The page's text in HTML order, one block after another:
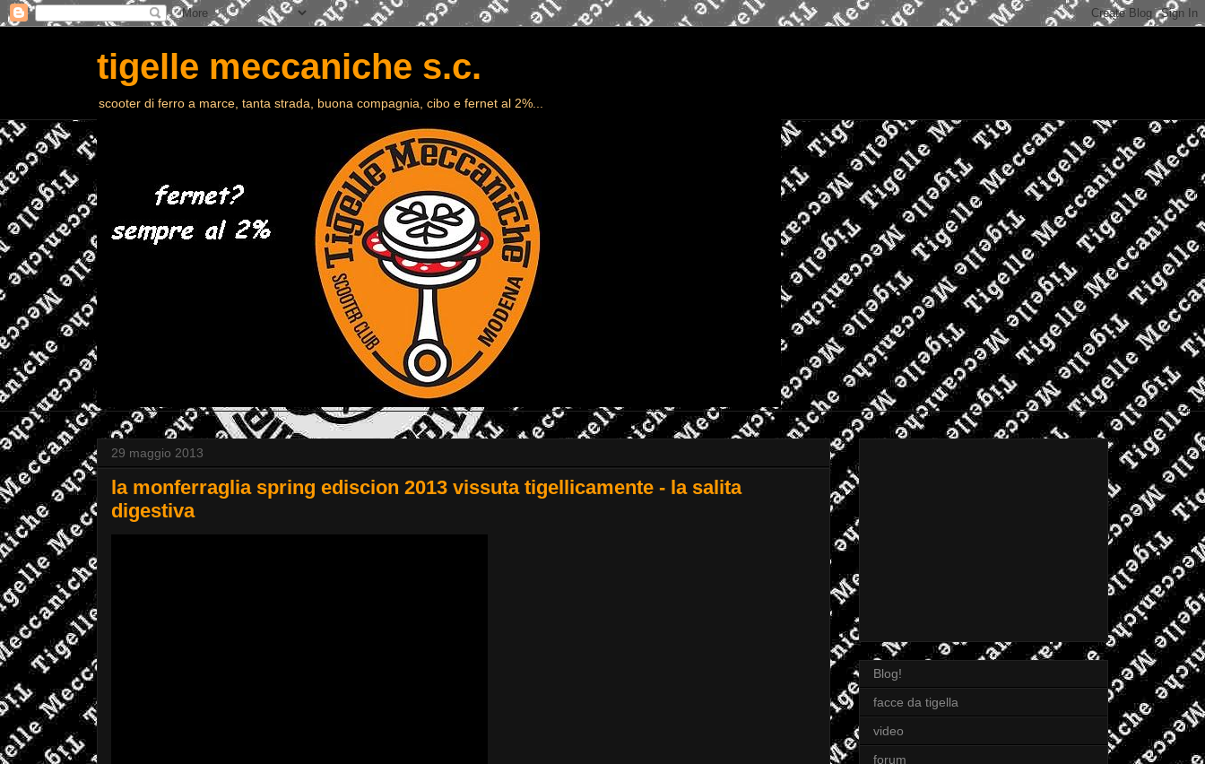
tigelle meccaniche s.c.
scooter di ferro a marce, tanta strada, buona compagnia, cibo e fernet al 2%...
29 maggio 2013
la monferraglia spring ediscion 2013 vissuta tigellicamente - la salita
digestiva
Blog!
facce da tigella
video
forum